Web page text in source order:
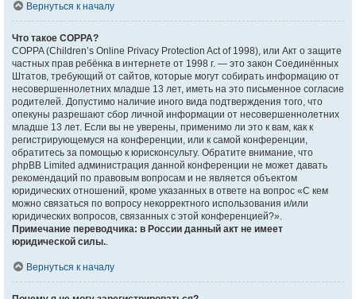
Вернуться к началу
Что такое COPPA?
COPPA (Children’s Online Privacy Protection Act of 1998), или Акт о защите
частных прав ребёнка в интернете от 1998 г. — это закон Соединённых
Штатов, требующий от сайтов, которые могут собирать информацию от
несовершеннолетних младше 13 лет, иметь на это письменное согласие
родителей. Допустимо наличие иного вида подтверждения того, что
опекуны разрешают сбор личной информации от несовершеннолетних
младше 13 лет. Если вы не уверены, применимо ли это к вам, как к
регистрирующемуся на конференции, или к самой конференции,
обратитесь за помощью к юрисконсульту. Обратите внимание, что
phpBB Limited администрация данной конференции не может давать
рекомендаций по правовым вопросам и не является объектом
юридических отношений, кроме указанных в ответе на вопрос «С кем
можно связаться по вопросу некорректного использования и/или
юридических вопросов, связанных с этой конференцией?».
Примечание переводчика: в России данный акт не имеет
юридической силы..
Вернуться к началу